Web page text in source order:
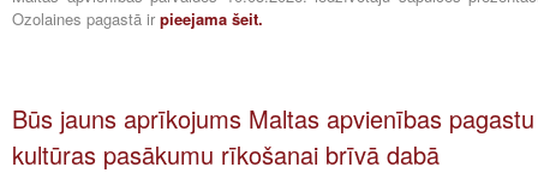
Ozolaines pagastā ir pieejama šeit.
Būs jauns aprīkojums Maltas apvienības pagastu
kultūras pasākumu rīkošanai brīvā dabā